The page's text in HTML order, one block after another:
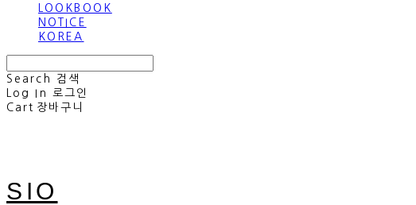
LOOKBOOK
NOTICE
KOREA
Search
검색
Log In
로그인
Cart 장바구니
SIO